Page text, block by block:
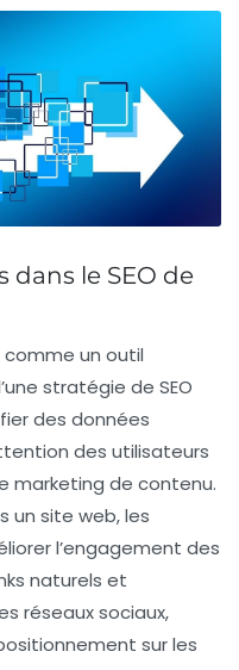
dans le SEO de
un outil
stratégie de SEO
des données
des utilisateurs
marketing de contenu.
un site web, les
l’engagement des
naturels et
réseaux sociaux,
sur les